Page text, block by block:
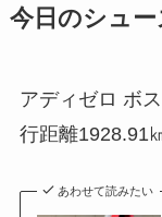
今日のシュー
アディゼロ ボ
行距離1928.91
あわせて読みたい